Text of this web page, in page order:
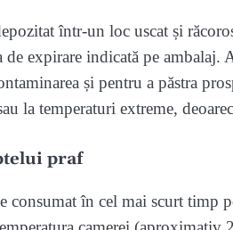
într-un loc uscat și
expirare indicată pe ambalaj.
și pentru a păstra
la temperaturi extreme,
praf
consumat în cel mai scurt timp